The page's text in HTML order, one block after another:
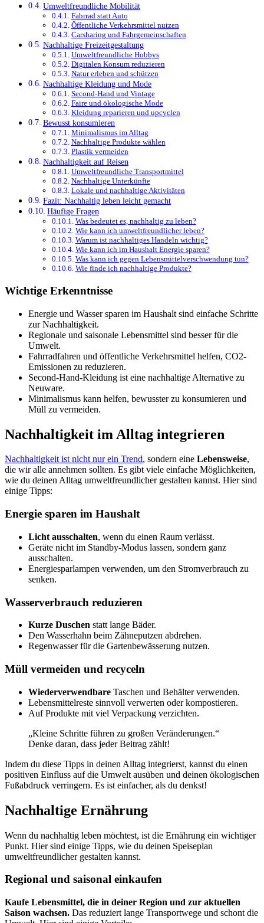
Umweltfreundliche Mobilität
Fahrrad statt Auto
Öffentliche Verkehrsmittel nutzen
Carsharing und Fahrgemeinschaften
Nachhaltige Freizeitgestaltung
Umweltfreundliche Hobbys
Digitalen Konsum reduzieren
Natur erleben und schützen
Nachhaltige Kleidung und Mode
Second-Hand und Vintage
Faire und ökologische Mode
Kleidung reparieren und upcyclen
Bewusst konsumieren
Minimalismus im Alltag
Nachhaltige Produkte wählen
Plastik vermeiden
Nachhaltigkeit auf Reisen
Umweltfreundliche Transportmittel
Nachhaltige Unterkünfte
Lokale und nachhaltige Aktivitäten
Fazit: Nachhaltig leben leicht gemacht
Häufige Fragen
Was bedeutet es, nachhaltig zu leben?
Wie kann ich umweltfreundlicher leben?
Warum ist nachhaltiges Handeln wichtig?
Wie kann ich im Haushalt Energie sparen?
Was kann ich gegen Lebensmittelverschwendung tun?
Wie finde ich nachhaltige Produkte?
Wichtige Erkenntnisse
Energie und Wasser sparen im Haushalt sind einfache Schritte
zur Nachhaltigkeit.
Regionale und saisonale Lebensmittel sind besser für die
Umwelt.
Fahrradfahren und öffentliche Verkehrsmittel helfen, CO2-
Emissionen zu reduzieren.
Second-Hand-Kleidung ist eine nachhaltige Alternative zu
Neuware.
Minimalismus kann helfen, bewusster zu konsumieren und
Müll zu vermeiden.
Nachhaltigkeit im Alltag integrieren
Nachhaltigkeit ist nicht nur ein Trend, sondern eine Lebensweise,
die wir alle annehmen sollten. Es gibt viele einfache Möglichkeiten,
wie du deinen Alltag umweltfreundlicher gestalten kannst. Hier sind
einige Tipps:
Energie sparen im Haushalt
Licht ausschalten, wenn du einen Raum verlässt.
Geräte nicht im Standby-Modus lassen, sondern ganz
ausschalten.
Energiesparlampen verwenden, um den Stromverbrauch zu
senken.
Wasserverbrauch reduzieren
Kurze Duschen statt lange Bäder.
Den Wasserhahn beim Zähneputzen abdrehen.
Regenwasser für die Gartenbewässerung nutzen.
Müll vermeiden und recyceln
Wiederverwendbare Taschen und Behälter verwenden.
Lebensmittelreste sinnvoll verwerten oder kompostieren.
Auf Produkte mit viel Verpackung verzichten.
„Kleine Schritte führen zu großen Veränderungen.“
Denke daran, dass jeder Beitrag zählt!
Indem du diese Tipps in deinen Alltag integrierst, kannst du einen
positiven Einfluss auf die Umwelt ausüben und deinen ökologischen
Fußabdruck verringern. Es ist einfacher, als du denkst!
Nachhaltige Ernährung
Wenn du nachhaltig leben möchtest, ist die Ernährung ein wichtiger
Punkt. Hier sind einige Tipps, wie du deinen Speiseplan
umweltfreundlicher gestalten kannst.
Regional und saisonal einkaufen
Kaufe Lebensmittel, die in deiner Region und zur aktuellen
Saison wachsen. Das reduziert lange Transportwege und schont die